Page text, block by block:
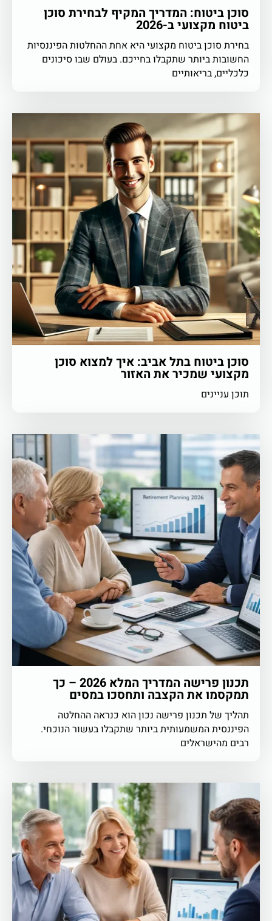
סוכן ביטוח: המדריך המקיף לבחירת סוכן
ביטוח מקצועי ב-2026
בחירת סוכן ביטוח מקצועי היא אחת ההחלטות הפיננסיות
החשובות ביותר שתקבלו בחייכם. בעולם שבו סיכונים
כלכליים, בריאותיים
סוכן ביטוח בתל אביב: איך למצוא סוכן
מקצועי שמכיר את האזור
תוכן עניינים
תכנון פרישה המדריך המלא 2026 – כך
תמקסמו את הקצבה ותחסכו במסים
תהליך של תכנון פרישה נכון הוא כנראה ההחלטה
הפיננסית המשמעותית ביותר שתקבלו בעשור הנוכחי.
רבים מהישראלים